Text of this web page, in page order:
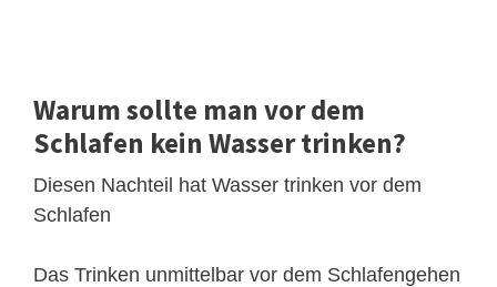
Warum sollte man vor dem
Schlafen kein Wasser trinken?
Diesen Nachteil hat Wasser trinken vor dem
Schlafen
Das Trinken unmittelbar vor dem Schlafengehen